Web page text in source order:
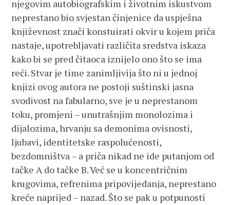
njegovim autobiografskim i životnim iskustvom
neprestano bio svjestan činjenice da uspješna
književnost znači konstuirati okvir u kojem priča
nastaje, upotrebljavati različita sredstva iskaza
kako bi se pred čitaoca iznijelo ono što se ima
reći. Stvar je time zanimljivija što ni u jednoj
knjizi ovog autora ne postoji suštinski jasna
svodivost na fabularno, sve je u neprestanom
toku, promjeni – unutrašnjim monolozima i
dijalozima, hrvanju sa demonima ovisnosti,
ljubavi, identitetske raspolućenosti,
bezdomništva – a priča nikad ne ide putanjom od
tačke A do tačke B. Već se u koncentričnim
krugovima, refrenima pripovijedanja, neprestano
kreće naprijed – nazad. Što se pak u potpunosti